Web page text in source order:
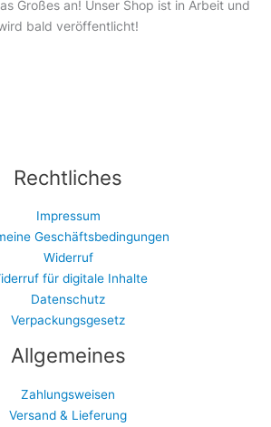
Großes an! Unser Shop ist in Arbeit und
bald veröffentlicht!
Rechtliches
Impressum
Geschäftsbedingungen
Widerruf
für digitale Inhalte
Datenschutz
Verpackungsgesetz
Allgemeines
Zahlungsweisen
Versand & Lieferung